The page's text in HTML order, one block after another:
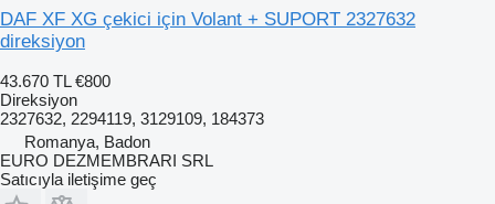
DAF XF XG çekici için Volant + SUPORT 2327632
direksiyon
43.670 TL €800
Direksiyon
2327632, 2294119, 3129109, 184373
Romanya, Badon
EURO DEZMEMBRARI SRL
Satıcıyla iletişime geç